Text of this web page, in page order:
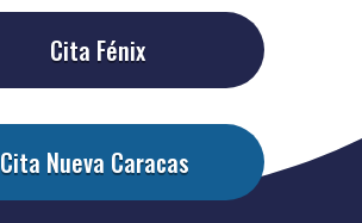
Cita Fénix
Cita Nueva Caracas